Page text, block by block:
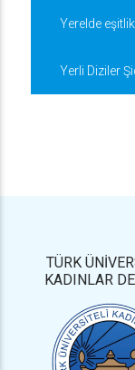
Yerelde
Yerli Diziler
TÜRK
KADINLAR